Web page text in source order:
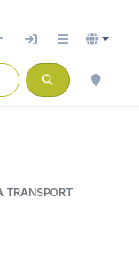
TRANSPORT